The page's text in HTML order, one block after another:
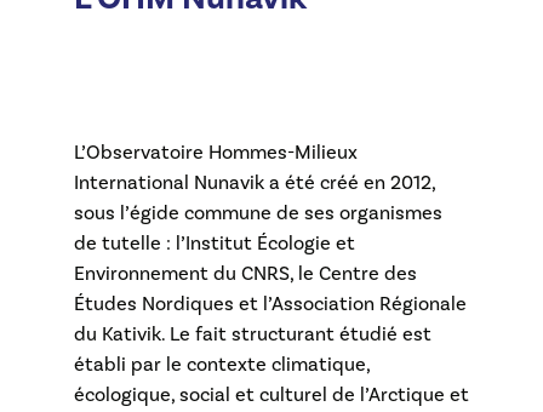
L’Observatoire Hommes-Milieux
International Nunavik a été créé en 2012,
sous l’égide commune de ses organismes
de tutelle : l’Institut Écologie et
Environnement du CNRS, le Centre des
Études Nordiques et l’Association Régionale
du Kativik. Le fait structurant étudié est
établi par le contexte climatique,
écologique, social et culturel de l’Arctique et